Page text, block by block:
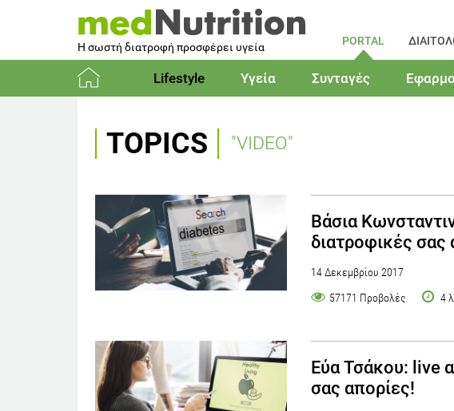
Η σωστή διατροφή προσφέρει υγεία PORTAL
Lifestyle Υγεία Συνταγές
TOPICS "VIDEO"
Βάσια
διατροφικές σας
14 Δεκεμβρίου 2017
57171 Προβολές
4
Εύα Τσάκου: live
σας απορίες!